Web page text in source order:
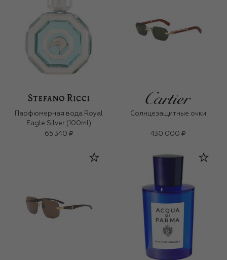
Парфюмерная вода Royal
Eagle Silver (100ml)
65 340 ₽
Солнцезащитные очки
430 000 ₽